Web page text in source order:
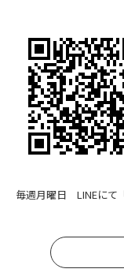
毎週月曜日 LINEにて